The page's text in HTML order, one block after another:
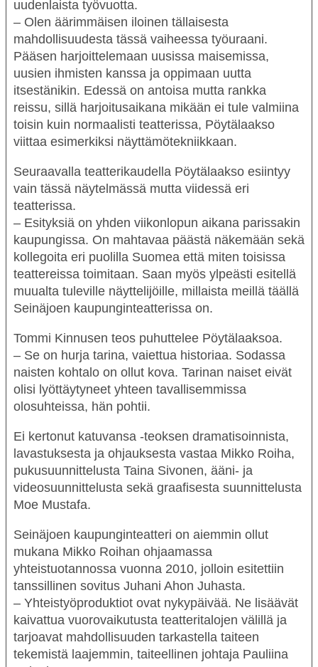
OHJELMISTO
LIPUT
AIKATAULUT
RYHMILLE
PALVELUT
TEATTERI
uudenlaista työvuotta.
– Olen äärimmäisen iloinen tällaisesta
mahdollisuudesta tässä vaiheessa työuraani.
Pääsen harjoittelemaan uusissa maisemissa,
uusien ihmisten kanssa ja oppimaan uutta
itsestänikin. Edessä on antoisa mutta rankka
reissu, sillä harjoitusaikana mikään ei tule valmiina
toisin kuin normaalisti teatterissa, Pöytälaakso
viittaa esimerkiksi näyttämötekniikkaan.
Seuraavalla teatterikaudella Pöytälaakso esiintyy
vain tässä näytelmässä mutta viidessä eri
teatterissa.
– Esityksiä on yhden viikonlopun aikana parissakin
kaupungissa. On mahtavaa päästä näkemään sekä
kollegoita eri puolilla Suomea että miten toisissa
teattereissa toimitaan. Saan myös ylpeästi esitellä
muualta tuleville näyttelijöille, millaista meillä täällä
Seinäjoen kaupunginteatterissa on.
Tommi Kinnusen teos puhuttelee Pöytälaaksoa.
– Se on hurja tarina, vaiettua historiaa. Sodassa
naisten kohtalo on ollut kova. Tarinan naiset eivät
olisi lyöttäytyneet yhteen tavallisemmissa
olosuhteissa, hän pohtii.
Ei kertonut katuvansa -teoksen dramatisoinnista,
lavastuksesta ja ohjauksesta vastaa Mikko Roiha,
pukusuunnittelusta Taina Sivonen, ääni- ja
videosuunnittelusta sekä graafisesta suunnittelusta
Moe Mustafa.
Seinäjoen kaupunginteatteri on aiemmin ollut
mukana Mikko Roihan ohjaamassa
yhteistuotannossa vuonna 2010, jolloin esitettiin
tanssillinen sovitus Juhani Ahon Juhasta.
– Yhteistyöproduktiot ovat nykypäivää. Ne lisäävät
kaivattua vuorovaikutusta teatteritalojen välillä ja
tarjoavat mahdollisuuden tarkastella taiteen
tekemistä laajemmin, taiteellinen johtaja Pauliina